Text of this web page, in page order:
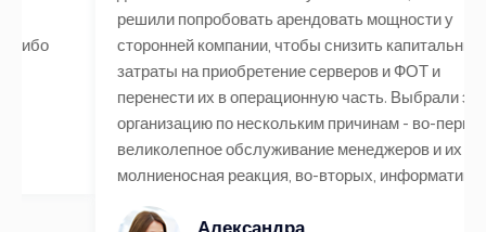
решили попробовать арендовать мощности у
сторонней компании, чтобы снизить капитальные
затраты на приобретение серверов и ФОТ и
перенести их в операционную часть. Выбрали эту
организацию по нескольким причинам - во-первых,
великолепное обслуживание менеджеров и их
молниеносная реакция, во-вторых, информативность